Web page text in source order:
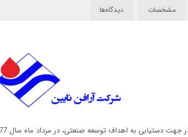
مشخصات دیدگاه‌ها